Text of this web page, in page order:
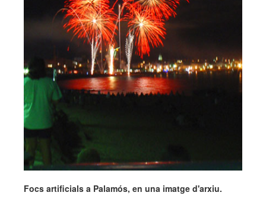
Focs artificials a Palamós, en una imatge d'arxiu.